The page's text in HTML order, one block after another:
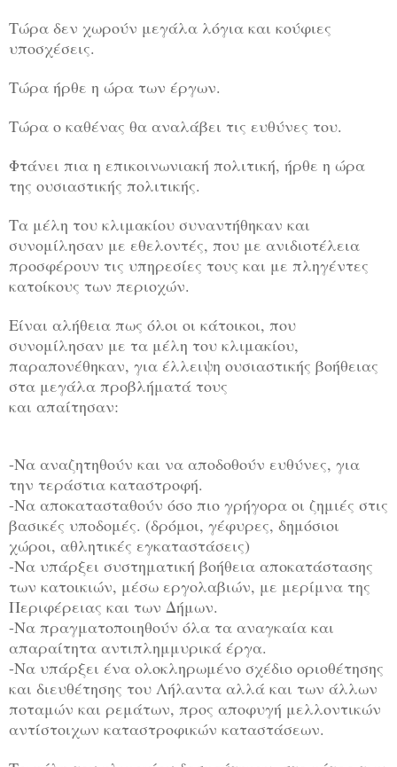
Τώρα δεν χωρούν μεγάλα λόγια και κούφιες
υποσχέσεις.
Τώρα ήρθε η ώρα των έργων.
Τώρα ο καθένας θα αναλάβει τις ευθύνες του.
Φτάνει πια η επικοινωνιακή πολιτική, ήρθε η ώρα
της ουσιαστικής πολιτικής.
Τα μέλη του κλιμακίου συναντήθηκαν και
συνομίλησαν με εθελοντές, που με ανιδιοτέλεια
προσφέρουν τις υπηρεσίες τους και με πληγέντες
κατοίκους των περιοχών.
Είναι αλήθεια πως όλοι οι κάτοικοι, που
συνομίλησαν με τα μέλη του κλιμακίου,
παραπονέθηκαν, για έλλειψη ουσιαστικής βοήθειας
στα μεγάλα προβλήματά τους
και απαίτησαν:
-Να αναζητηθούν και να αποδοθούν ευθύνες, για
την τεράστια καταστροφή.
-Να αποκατασταθούν όσο πιο γρήγορα οι ζημιές στις
βασικές υποδομές. (δρόμοι, γέφυρες, δημόσιοι
χώροι, αθλητικές εγκαταστάσεις)
-Να υπάρξει συστηματική βοήθεια αποκατάστασης
των κατοικιών, μέσω εργολαβιών, με μερίμνα της
Περιφέρειας και των Δήμων.
-Να πραγματοποιηθούν όλα τα αναγκαία και
απαραίτητα αντιπλημμυρικά έργα.
-Να υπάρξει ένα ολοκληρωμένο σχέδιο οριοθέτησης
και διευθέτησης του Λήλαντα αλλά και των άλλων
ποταμών και ρεμάτων, προς αποφυγή μελλοντικών
αντίστοιχων καταστροφικών καταστάσεων.